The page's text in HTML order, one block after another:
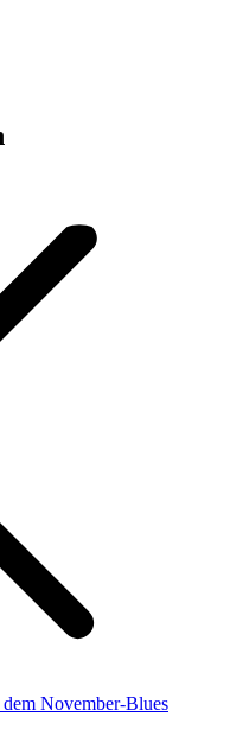
dem November-Blues